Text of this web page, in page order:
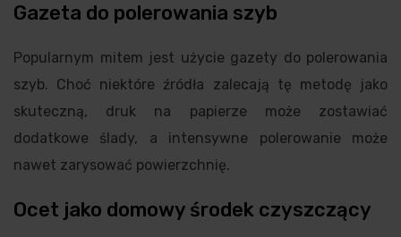
Gazeta do polerowania szyb
Popularnym mitem jest użycie gazety do polerowania
szyb. Choć niektóre źródła zalecają tę metodę jako
skuteczną, druk na papierze może zostawiać
dodatkowe ślady, a intensywne polerowanie może
nawet zarysować powierzchnię.
Ocet jako domowy środek czyszczący